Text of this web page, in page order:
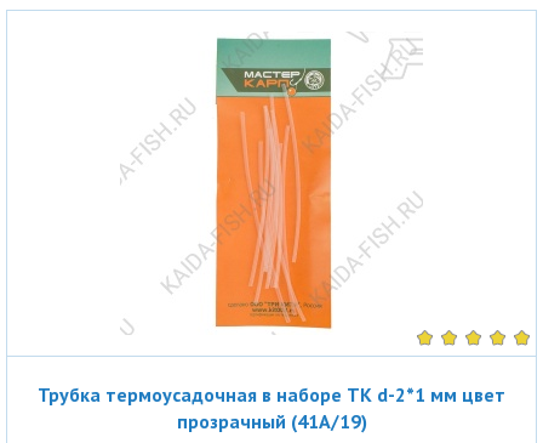
Трубка термоусадочная в наборе ТК d-2*1 мм цвет
прозрачный (41A/19)